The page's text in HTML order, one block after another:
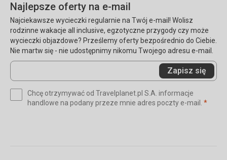
Najlepsze oferty na e-mail
Najciekawsze wycieczki regularnie na Twój e-mail! Wolisz
rodzinne wakacje all inclusive, egzotyczne przygody czy może
wycieczki objazdowe? Prześlemy oferty bezpośrednio do Ciebie.
Nie martw się - nie udostępnimy nikomu Twojego adresu e-mail.
Wprowadź
swój
(wymagane)
Zapisz się
Chcę otrzymywać od Travelplanet.pl S.A. informacje
handlowe na podany przeze mnie adres poczty e-mail. *